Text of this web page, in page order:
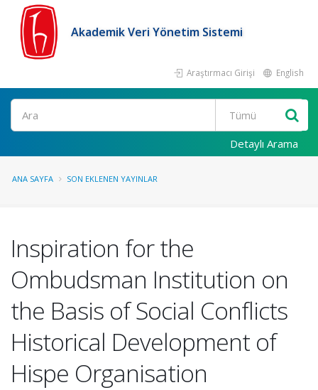
Akademik Veri Yönetim Sistemi
Araştırmacı Girişi English
Ara
Detaylı Arama
ANA SAYFA SON EKLENEN YAYINLAR
Inspiration for the
Ombudsman Institution on
the Basis of Social Conflicts
Historical Development of
Hispe Organisation